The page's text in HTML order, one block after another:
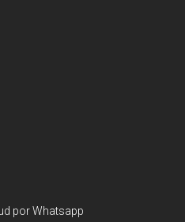
por Whatsapp